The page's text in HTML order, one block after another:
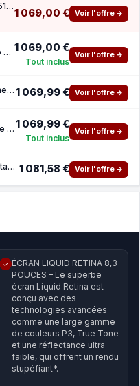
Apple iPad mini 2024 Wi-Fi - 512 Go - Blue
1 069,00 € Voir l'offre →
Apple iPad mini (2024) 512 Go Wi-Fi Blue 1 069,00 €
Tout inclus
Voir l'offre →
Mini 8,3 512 Go Blue Wifi 7 ème génération 2024 1 069,99 € Voir l'offre →
Apple iPad Mini 83 512 Go Blue Wifi 7eme generation 2024 1 069,99 €
Tout inclus
Voir l'offre →
Apple Apple iPad mini Wi-Fi - tablette - 512 Go 1 081,58 € Voir l'offre →
✓ ÉCRAN LIQUID RETINA 8,3
POUCES – Le superbe
écran Liquid Retina est
conçu avec des
technologies avancées
comme une large gamme
de couleurs P3, True Tone
et une réflectance ultra
faible, qui offrent un rendu
stupéfiant*.